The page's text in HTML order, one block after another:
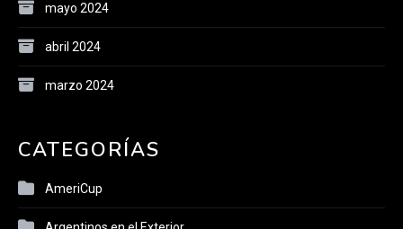
mayo 2024
abril 2024
marzo 2024
CATEGORÍAS
AmeriCup